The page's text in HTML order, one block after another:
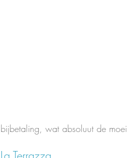
bijbetaling, wat absoluut de